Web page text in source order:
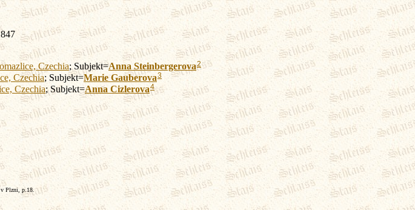
Czechia; Subjekt=Anna Steinbergerova2
Czechia; Subjekt=Marie Gauberova3
Czechia; Subjekt=Anna Cizlerova4
Plzni, p.18.